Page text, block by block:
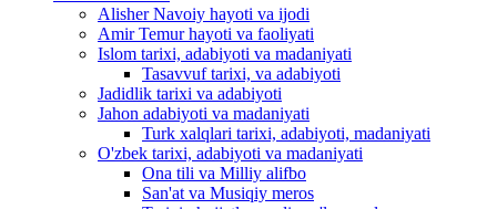
Alisher Navoiy hayoti va ijodi
Amir Temur hayoti va faoliyati
Islom tarixi, adabiyoti va madaniyati
Tasavvuf tarixi, va adabiyoti
Jadidlik tarixi va adabiyoti
Jahon adabiyoti va madaniyati
Turk xalqlari tarixi, adabiyoti, madaniyati
O'zbek tarixi, adabiyoti va madaniyati
Ona tili va Milliy alifbo
San'at va Musiqiy meros